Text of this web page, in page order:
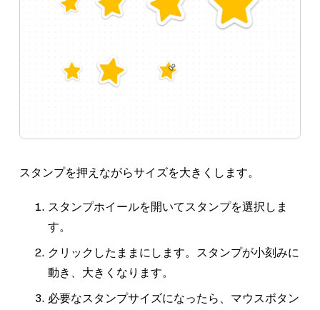
スタンプを押えながらサイズを大きくします。
スタンプホイールを開いてスタンプを選択しま
す。
クリックしたままにします。スタンプが小刻みに
動き、大きくなります。
必要なスタンプサイズになったら、マウスボタン